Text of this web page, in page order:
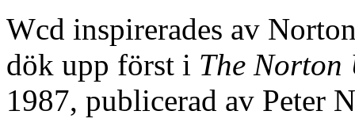
Wcd inspirerades av
dök upp först i The Norton
1987, publicerad av Peter